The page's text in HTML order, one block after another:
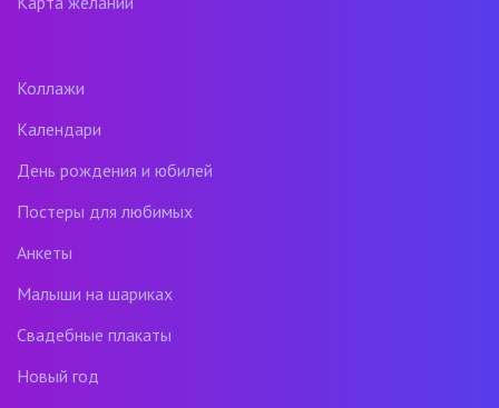
Коллажи
Календари
День рождения и юбилей
Постеры для любимых
Анкеты
Малыши на шариках
Свадебные плакаты
Новый год